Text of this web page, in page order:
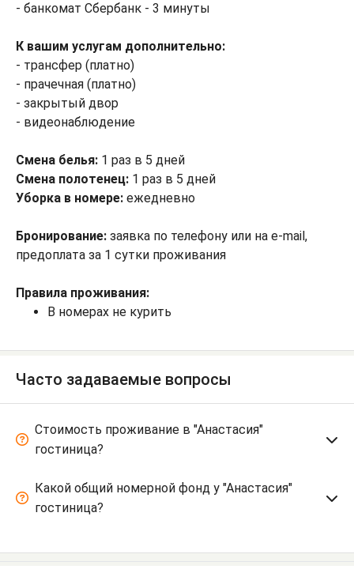
- банкомат Сбербанк - 3 минуты
К вашим услугам дополнительно:
- трансфер (платно)
- прачечная (платно)
- закрытый двор
- видеонаблюдение
Смена белья: 1 раз в 5 дней
Смена полотенец: 1 раз в 5 дней
Уборка в номере: ежедневно
Бронирование: заявка по телефону или на e-mail,
предоплата за 1 сутки проживания
Правила проживания:
В номерах не курить
Часто задаваемые вопросы
Стоимость проживание в "Анастасия"
гостиница?
Какой общий номерной фонд у "Анастасия"
гостиница?